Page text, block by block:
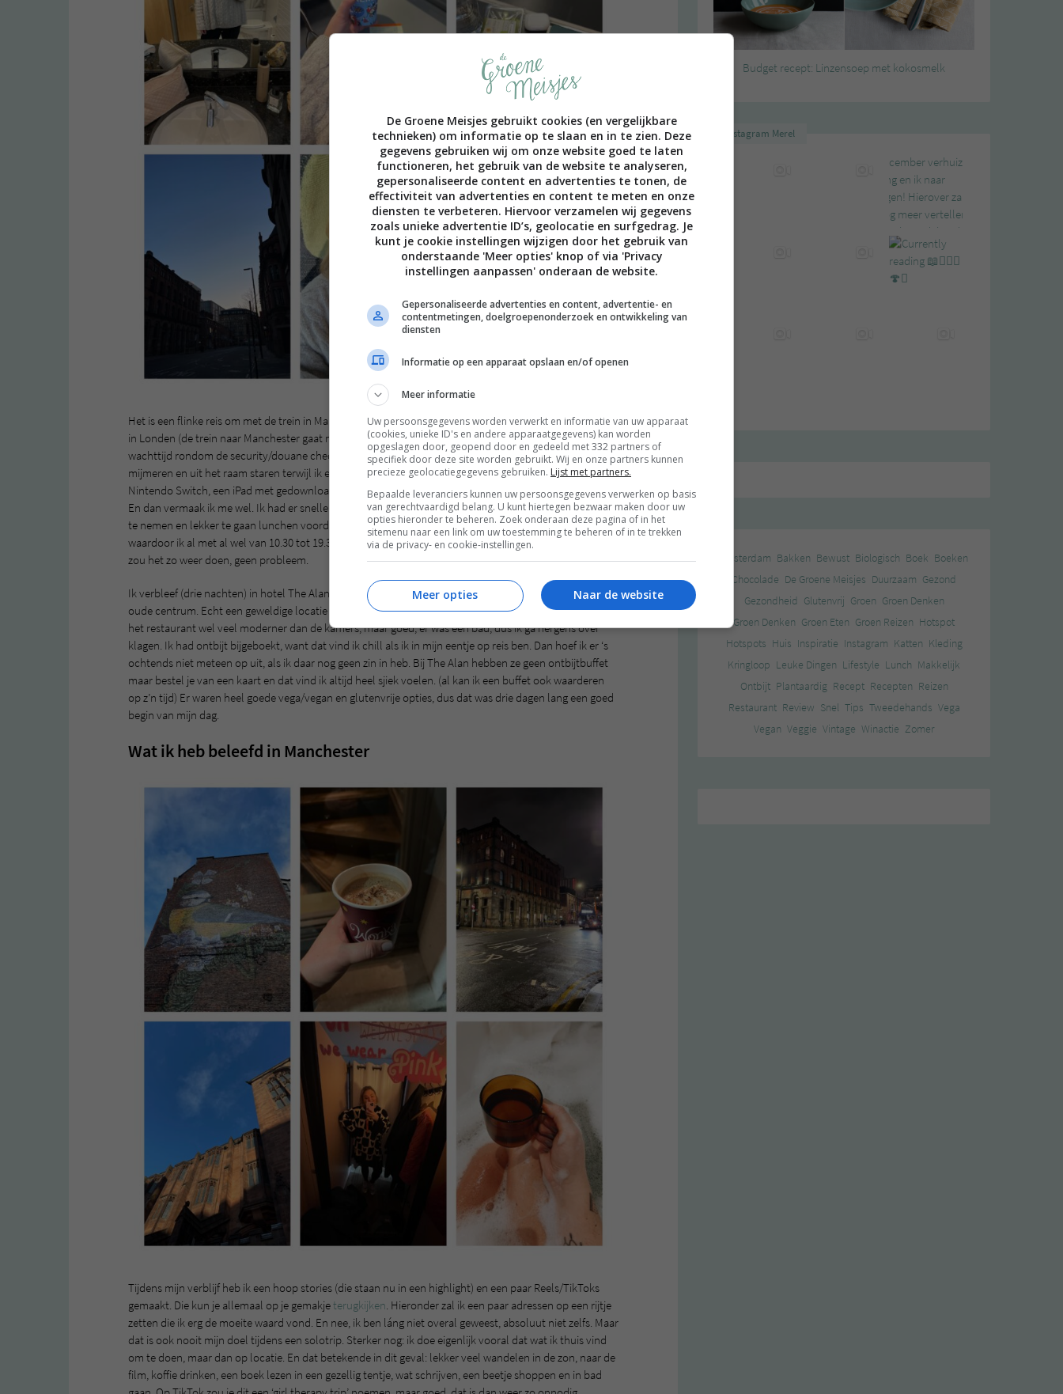
Het is een flinke reis om met de trein in Manchester te komen. Dat komt doordat je moet overstappen
in Londen (de trein naar Manchester gaat niet vanaf St Pancrass,) en je hebt natuurlijk ook altijd
wachttijd rondom de security/douane check. Ik vind het altijd wel lekker, zo’n treindag. Een beetje
mijmeren en uit het raam staren terwijl ik een podcast luister. Ik neem altijd een boek mee, mijn
Nintendo Switch, een iPad met gedownloade series erop, een notitieboek en natuurlijk: goede snacks.
En dan vermaak ik me wel. Ik had er sneller kunnen zijn, maar ik had zin om in Londen even een break
te nemen en lekker te gaan lunchen voordat ik verder reisde. Dat heb ik op de terugweg ook gedaan,
waardoor ik al met al wel van 10.30 tot 19.30 (beide Nederlandse tijd) onderweg ben geweest. Maar ik
zou het zo weer doen, geen probleem.
Ik verbleef (drie nachten) in hotel The Alan. Dat ligt méga centraal, bij de Gay Village, China Town en het
oude centrum. Echt een geweldige locatie en ook zeker een fijn hotel. Grappig genoeg was de lobby en
het restaurant wel veel moderner dan de kamers, maar goed, er was een bad, dus ik ga nergens over
klagen. Ik had ontbijt bijgeboekt, want dat vind ik chill als ik in mijn eentje op reis ben. Dan hoef ik er ‘s
ochtends niet meteen op uit, als ik daar nog geen zin in heb. Bij The Alan hebben ze geen ontbijtbuffet
maar bestel je van een kaart en dat vind ik altijd heel sjiek voelen. (al kan ik een buffet ook waarderen
op z’n tijd) Er waren heel goede vega/vegan en glutenvrije opties, dus dat was drie dagen lang een goed
begin van mijn dag.
Wat ik heb beleefd in Manchester
Tijdens mijn verblijf heb ik een hoop stories (die staan nu in een highlight) en een paar Reels/TikToks
gemaakt. Die kun je allemaal op je gemakjeterugkijken. Hieronder zal ik een paar adressen op een rijtje
zetten die ik erg de moeite waard vond. En nee, ik ben láng niet overal geweest, absoluut niet zelfs. Maar
dat is ook nooit mijn doel tijdens een solotrip. Sterker nog: ik doe eigenlijk vooral dat wat ik thuis vind
om te doen, maar dan op locatie. En dat betekende in dit geval: lekker veel wandelen in de zon, naar de
film, koffie drinken, een boek lezen in een gezellig tentje, wat schrijven, een beetje shoppen en in bad
Budget recept: Linzensoep met kokosmelk
Instagram Merel
Amsterdam Bakken Bewust Biologisch Boek Boeken
Chocolade De Groene Meisjes Duurzaam Gezond
Gezondheid Glutenvrij Groen Groen Denken
Groen Denken Groen Eten Groen Reizen Hotspot
Hotspots Huis Inspiratie Instagram Katten Kleding
Kringloop Leuke Dingen Lifestyle Lunch Makkelijk
Ontbijt Plantaardig Recept Recepten Reizen
Restaurant Review Snel Tips Tweedehands Vega
Vegan Veggie Vintage Winactie Zomer
De Groene Meisjes gebruikt cookies (en vergelijkbare
technieken) om informatie op te slaan en in te zien. Deze
gegevens gebruiken wij om onze website goed te laten
functioneren, het gebruik van de website te analyseren,
gepersonaliseerde content en advertenties te tonen, de
effectiviteit van advertenties en content te meten en onze
diensten te verbeteren. Hiervoor verzamelen wij gegevens
zoals unieke advertentie ID’s, geolocatie en surfgedrag. Je
kunt je cookie instellingen wijzigen door het gebruik van
onderstaande 'Meer opties' knop of via 'Privacy
instellingen aanpassen' onderaan de website.
Gepersonaliseerde advertenties en content, advertentie- en
contentmetingen, doelgroepenonderzoek en ontwikkeling van
diensten
Informatie op een apparaat opslaan en/of openen
Meer informatie
Uw persoonsgegevens worden verwerkt en informatie van uw apparaat
(cookies, unieke ID's en andere apparaatgegevens) kan worden
opgeslagen door, geopend door en gedeeld met 332 partners of
specifiek door deze site worden gebruikt. Wij en onze partners kunnen
precieze geolocatiegegevens gebruiken. Lijst met partners.
Bepaalde leveranciers kunnen uw persoonsgegevens verwerken op basis
van gerechtvaardigd belang. U kunt hiertegen bezwaar maken door uw
opties hieronder te beheren. Zoek onderaan deze pagina of in het
sitemenu naar een link om uw toestemming te beheren of in te trekken
via de privacy- en cookie-instellingen.
Naar de website
Meer opties